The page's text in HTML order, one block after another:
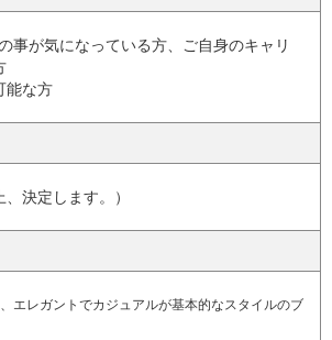
事が気になっている方、ご自身のキャリ
能な方
決定します。）
エレガントでカジュアルが基本的なスタイルのブ